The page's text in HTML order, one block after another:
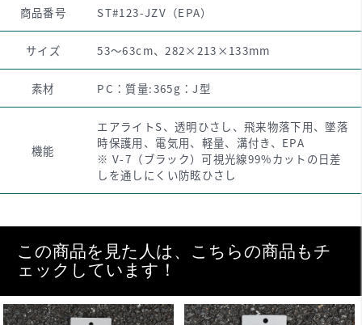
商品番号 ST#123-JZV（EPA）
サイズ 53～63cm、282×213×133mm
素材 PC：質量:365g：J型
機能
エアライトS、透明ひさし、飛来物落下用、墜落
時保護用、電気用、軽量、溝付き、EPA
※ V-7（ブラック）可視光線99%カットの日差
しを通しにくい防眩ひさし
この商品を見た人は、こちらの商品もチ
ェックしています！